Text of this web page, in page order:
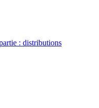
: distributions